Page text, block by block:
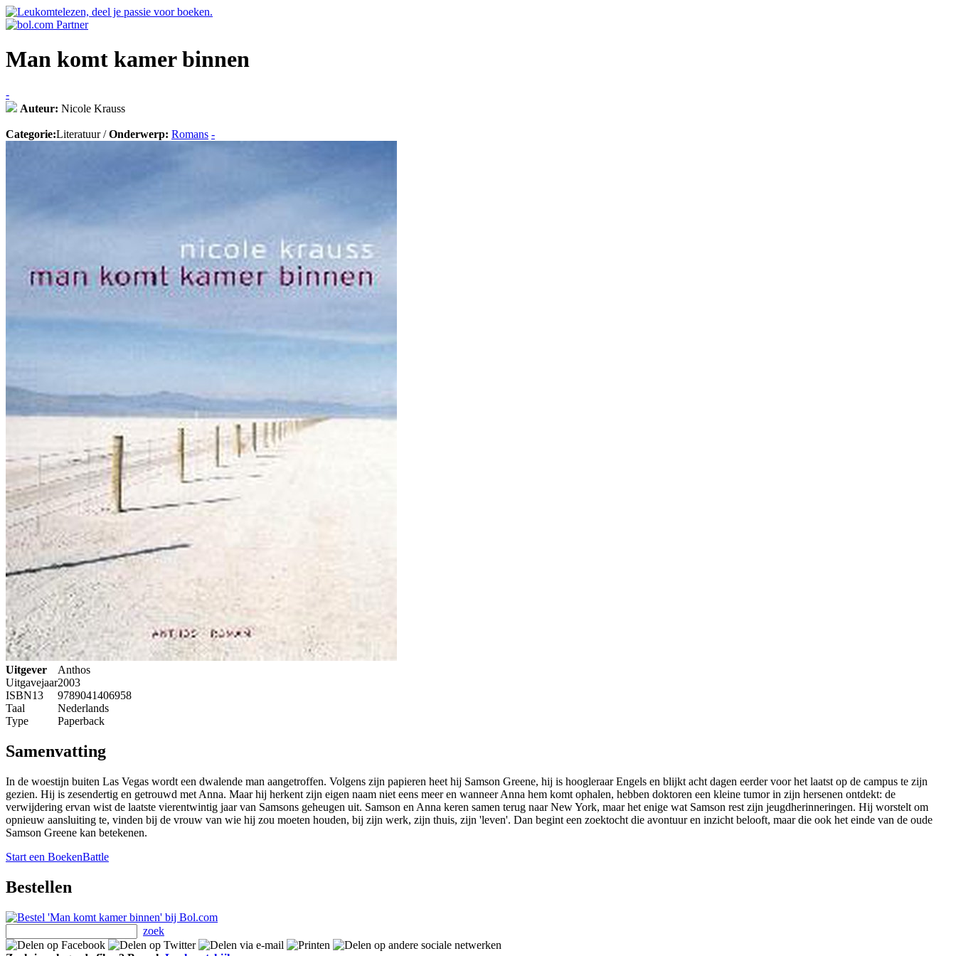
Man komt kamer binnen
-
Auteur: Nicole Krauss
Categorie:Literatuur /Onderwerp: Romans -
Uitgever
Anthos
Uitgavejaar2003
ISBN13
9789041406958
Taal
Nederlands
Type
Paperback
Samenvatting
In de woestijn buiten Las Vegas wordt een dwalende man aangetroffen. Volgens zijn papieren heet hij Samson Greene, hij is hoogleraar Engels en blijkt acht dagen eerder voor het laatst op de campus te zijn
gezien. Hij is zesendertig en getrouwd met Anna. Maar hij herkent zijn eigen naam niet eens meer en wanneer Anna hem komt ophalen, hebben doktoren een kleine tumor in zijn hersenen ontdekt: de
verwijdering ervan wist de laatste vierentwintig jaar van Samsons geheugen uit. Samson en Anna keren samen terug naar New York, maar het enige wat Samson rest zijn jeugdherinneringen. Hij worstelt om
opnieuw aansluiting te, vinden bij de vrouw van wie hij zou moeten houden, bij zijn werk, zijn thuis, zijn 'leven'. Dan begint een zoektocht die avontuur en inzicht belooft, maar die ook het einde van de oude
Samson Greene kan betekenen.
Start een BoekenBattle
Bestellen
zoek